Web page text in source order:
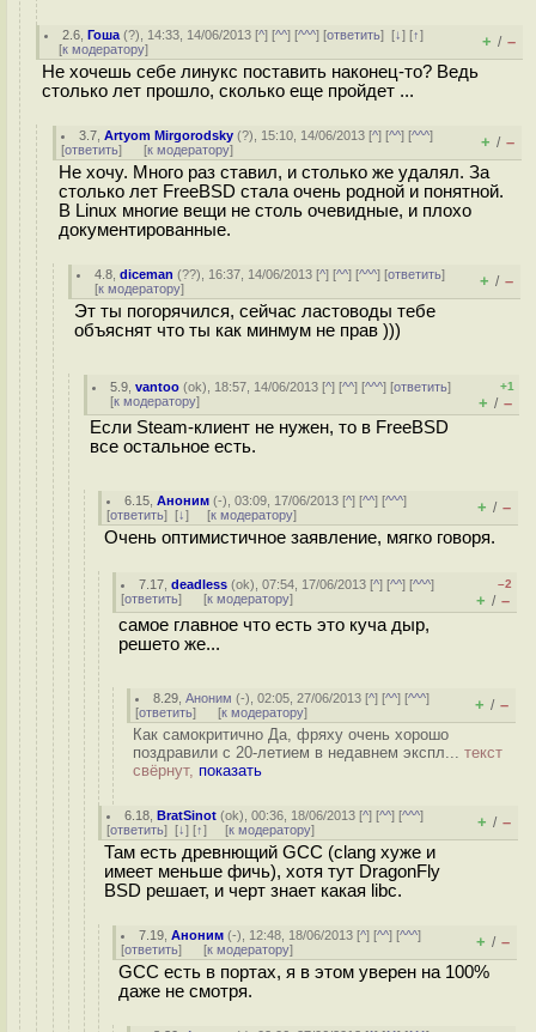
2.6 ,Гоша (?), 14:33, 14/06/2013 [^] [^^] [^^^] [ответить][↓] [↑]
[к модератору] + / –
Не хочешь себе линукс поставить наконец-то? Ведь
столько лет прошло, сколько еще пройдет ...
3.7 ,Artyom Mirgorodsky (?), 15:10, 14/06/2013 [^] [^^] [^^^]
[ответить] [к модератору] + / –
Не хочу. Много раз ставил, и столько же удалял. За
столько лет FreeBSD стала очень родной и понятной.
В Linux многие вещи не столь очевидные, и плохо
документированные.
4.8 ,diceman (??), 16:37, 14/06/2013 [^] [^^] [^^^] [ответить]
[к модератору] + / –
Эт ты погорячился, сейчас ластоводы тебе
объяснят что ты как минмум не прав )))
5.9 ,vantoo (ok), 18:57, 14/06/2013 [^] [^^] [^^^] [ответить]
[к модератору]
+1
+ / –
Если Steam-клиент не нужен, то в FreeBSD
все остальное есть.
6.15 ,Аноним (-), 03:09, 17/06/2013 [^] [^^] [^^^]
[ответить] [↓] [к модератору] + / –
Очень оптимистичное заявление, мягко говоря.
7.17 ,deadless (ok), 07:54, 17/06/2013 [^] [^^] [^^^]
[ответить] [к модератору]
–2
+ / –
самое главное что есть это куча дыр,
решето же...
8.29 ,Аноним (-), 02:05, 27/06/2013 [^] [^^] [^^^]
[ответить] [к модератору] + / –
Как самокритично Да, фряху очень хорошо
поздравили с 20-летием в недавнем экспл... текст
свёрнут, показать
6.18 ,BratSinot (ok), 00:36, 18/06/2013 [^] [^^] [^^^]
[ответить] [↓] [↑] [к модератору] + / –
Там есть древнющий GCC (clang хуже и
имеет меньше фичь), хотя тут DragonFly
BSD решает, и черт знает какая libc.
7.19 ,Аноним (-), 12:48, 18/06/2013 [^] [^^] [^^^]
[ответить] [к модератору] + / –
GCC есть в портах, я в этом уверен на 100%
даже не смотря.